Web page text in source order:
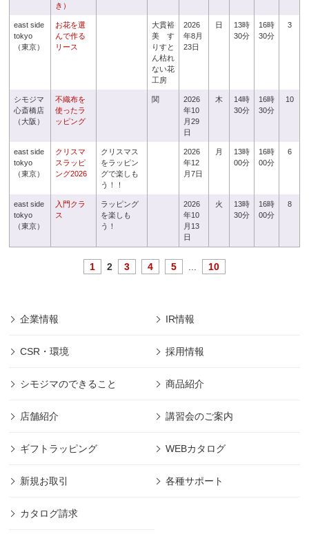
き）
east side
tokyo
（東京）
お花を選
んで作る
リース
大貫裕
美 す
りすと
ん枯れ
ない花
工房
2026
年8月
23日
日
13時
30分
16時
30分
3
シモジマ
心斎橋店
（大阪）
不織布を
使ったラ
ッピング
関
2026
年10
月29
日
木
14時
30分
16時
30分
10
east side
tokyo
（東京）
クリスマ
スラッピ
ング2026
クリスマス
をラッピン
グで楽しも
う！！
2026
年12
月7日
月
13時
00分
16時
00分
6
east side
tokyo
（東京）
入門クラ
ス
ラッピング
を楽しも
う！
2026
年10
月13
日
火
13時
30分
16時
00分
8
1 2 3 4 5 10
企業情報 IR情報
CSR・環境 採用情報
シモジマのできること 商品紹介
店舗紹介 講習会のご案内
ギフトラッピング WEBカタログ
新規お取引 各種サポート
カタログ請求